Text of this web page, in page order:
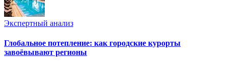
Экспертный анализ
Глобальное потепление: как городские курорты
завоёвывают регионы